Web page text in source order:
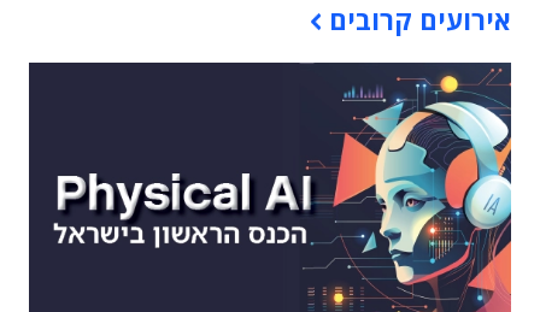
אירועים קרובים